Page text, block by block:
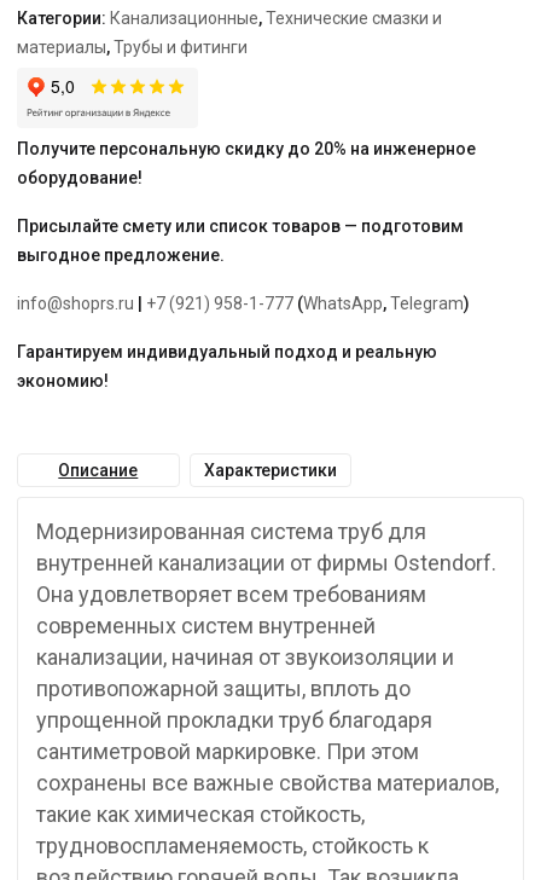
Категории: Канализационные,Технические смазки и
материалы,Трубы и фитинги
Получите персональную скидку до 20% на инженерное
оборудование!
Присылайте смету или список товаров — подготовим
выгодное предложение.
info@shoprs.ru +7 (921) 958-1-777 (WhatsApp,Telegram)
Гарантируем индивидуальный подход и реальную
экономию!
Описание Характеристики
Модернизированная система труб для
внутренней канализации от фирмы Ostendorf.
Она удовлетворяет всем требованиям
современных систем внутренней
канализации, начиная от звукоизоляции и
противопожарной защиты, вплоть до
упрощенной прокладки труб благодаря
сантиметровой маркировке. При этом
сохранены все важные свойства материалов,
такие как химическая стойкость,
трудновоспламеняемость, стойкость к